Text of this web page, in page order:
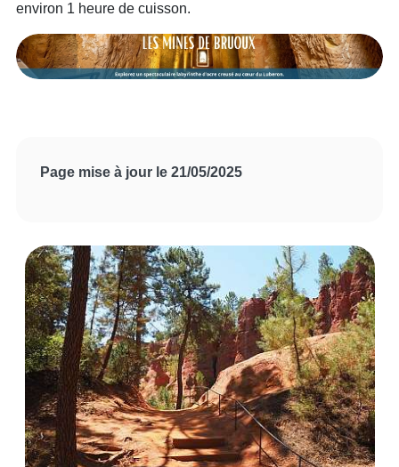
environ 1 heure de cuisson.
Page mise à jour le 21/05/2025